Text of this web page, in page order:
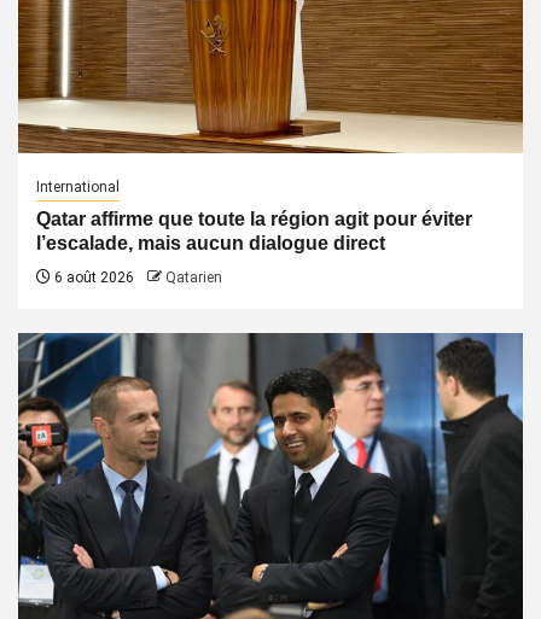
International
Qatar affirme que toute la région agit pour éviter
l’escalade, mais aucun dialogue direct
6 août 2026 Qatarien